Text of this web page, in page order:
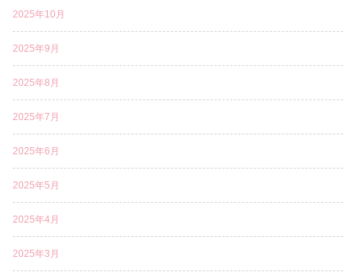
2025年10月
2025年9月
2025年8月
2025年7月
2025年6月
2025年5月
2025年4月
2025年3月